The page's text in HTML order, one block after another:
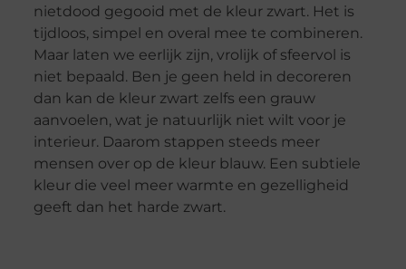
nietdood gegooid met de kleur zwart. Het is
tijdloos, simpel en overal mee te combineren.
Maar laten we eerlijk zijn, vrolijk of sfeervol is
niet bepaald. Ben je geen held in decoreren
dan kan de kleur zwart zelfs een grauw
aanvoelen, wat je natuurlijk niet wilt voor je
interieur. Daarom stappen steeds meer
mensen over op de kleur blauw. Een subtiele
kleur die veel meer warmte en gezelligheid
geeft dan het harde zwart.